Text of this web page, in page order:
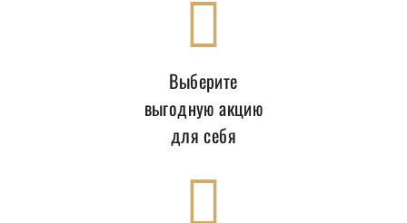
Выберите
выгодную акцию
для себя